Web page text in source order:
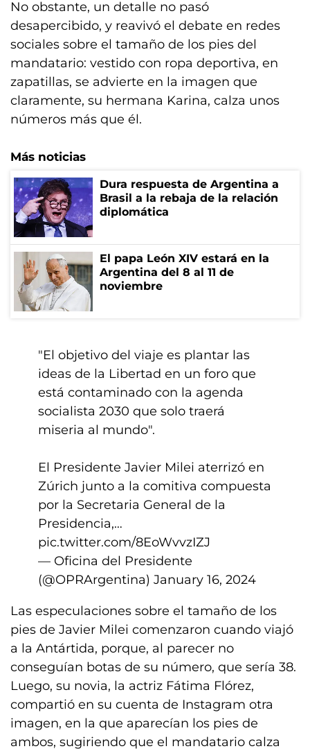
No obstante, un detalle no pasó
desapercibido, y reavivó el debate en redes
sociales sobre el tamaño de los pies del
mandatario: vestido con ropa deportiva, en
zapatillas, se advierte en la imagen que
claramente, su hermana Karina, calza unos
números más que él.
Más noticias
Dura respuesta de Argentina a
Brasil a la rebaja de la relación
diplomática
El papa León XIV estará en la
Argentina del 8 al 11 de
noviembre
"El objetivo del viaje es plantar las
ideas de la Libertad en un foro que
está contaminado con la agenda
socialista 2030 que solo traerá
miseria al mundo".
El Presidente Javier Milei aterrizó en
Zúrich junto a la comitiva compuesta
por la Secretaria General de la
Presidencia,…
pic.twitter.com/8EoWvvzIZJ
— Oficina del Presidente
(@OPRArgentina) January 16, 2024
Las especulaciones sobre el tamaño de los
pies de Javier Milei comenzaron cuando viajó
a la Antártida, porque, al parecer no
conseguían botas de su número, que sería 38.
Luego, su novia, la actriz Fátima Flórez,
compartió en su cuenta de Instagram otra
imagen, en la que aparecían los pies de
ambos, sugiriendo que el mandatario calza